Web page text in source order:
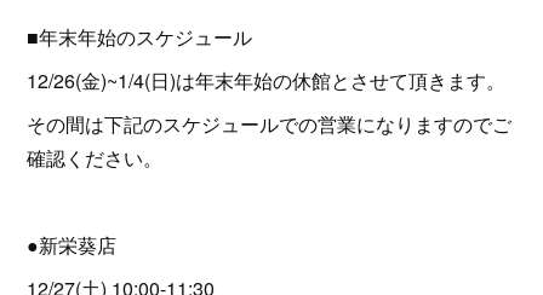
■年末年始のスケジュール
12/26(金)~1/4(日)は年末年始の休館とさせて頂きます。
その間は下記のスケジュールでの営業になりますのでご
確認ください。
●新栄葵店
12/27(土) 10:00-11:30